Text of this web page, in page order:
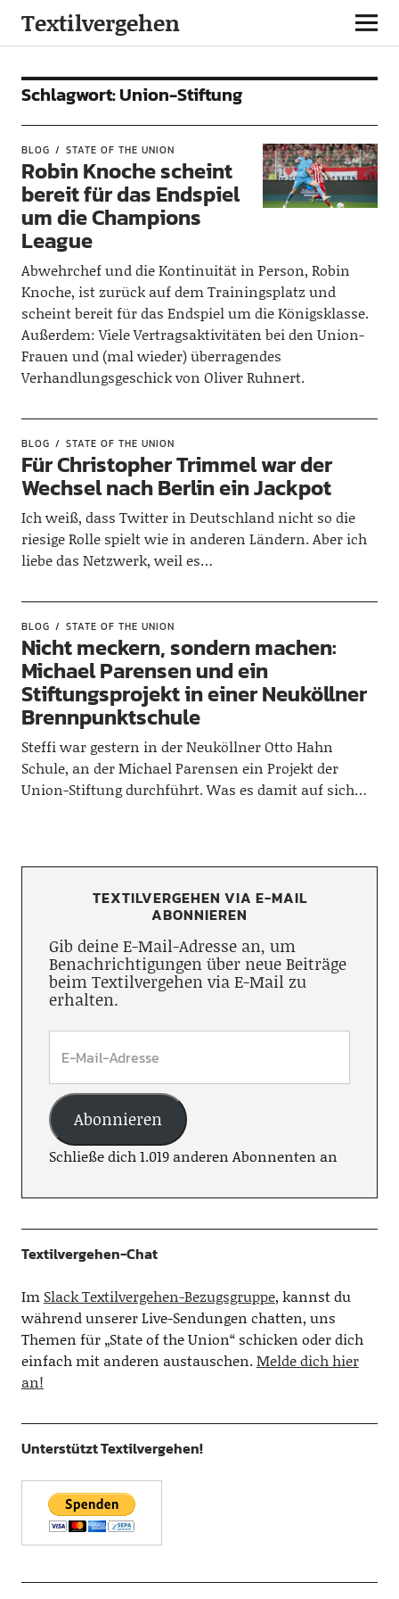
Textilvergehen
Schlagwort:Union-Stiftung
BLOG STATE OF THE UNION
Robin Knoche scheint
bereit für das Endspiel
um die Champions
League
Abwehrchef und die Kontinuität in Person, Robin
Knoche, ist zurück auf dem Trainingsplatz und
scheint bereit für das Endspiel um die Königsklasse.
Außerdem: Viele Vertragsaktivitäten bei den Union-
Frauen und (mal wieder) überragendes
Verhandlungsgeschick von Oliver Ruhnert.
BLOG STATE OF THE UNION
Für Christopher Trimmel war der
Wechsel nach Berlin ein Jackpot
Ich weiß, dass Twitter in Deutschland nicht so die
riesige Rolle spielt wie in anderen Ländern. Aber ich
liebe das Netzwerk, weil es…
BLOG STATE OF THE UNION
Nicht meckern, sondern machen:
Michael Parensen und ein
Stiftungsprojekt in einer Neuköllner
Brennpunktschule
Steffi war gestern in der Neuköllner Otto Hahn
Schule, an der Michael Parensen ein Projekt der
Union-Stiftung durchführt. Was es damit auf sich…
TEXTILVERGEHEN VIA E-MAIL
ABONNIEREN
Gib deine E-Mail-Adresse an, um
Benachrichtigungen über neue Beiträge
beim Textilvergehen via E-Mail zu
erhalten.
Abonnieren
Schließe dich 1.019 anderen Abonnenten an
Textilvergehen-Chat
Im Slack Textilvergehen-Bezugsgruppe, kannst du
während unserer Live-Sendungen chatten, uns
Themen für „State of the Union“ schicken oder dich
einfach mit anderen austauschen.Melde dich hier
an!
Unterstützt Textilvergehen!